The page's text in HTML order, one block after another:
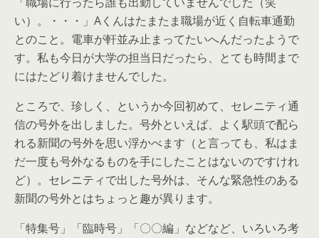
い）。・・・」Aくんはたまたま職場が近く自転車通勤
とのこと。電車が軒並み止まってたいへんだったようで
す。私も今日が大学の担当日だったら、とても時間まで
にはたどり着けませんでした。
ところで、珍しく、というか今回初めて、セレニティ通
信の号外を出しました。号外といえば、よく駅頭で配ら
れる新聞の号外を思い浮かべます（と言っても、私はま
だ一度も号外なるものを手にしたことはないのですけれ
ど）。セレニティで出した号外は、そんな緊急性のある
新聞の号外とはちょっと趣が異ります。
「特集号」「臨時号」「〇〇編」などなど、いろいろ考